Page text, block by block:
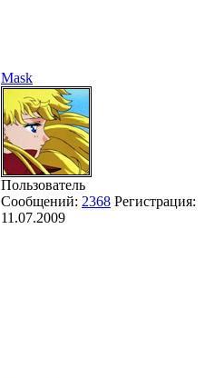
Mask
Пользователь
Сообщений: 2368 Регистрация:
11.07.2009